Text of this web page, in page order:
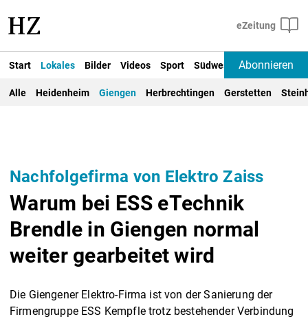
Start Lokales Bilder Videos Sport Südwest Deutschland
Abonnieren
Alle Heidenheim Giengen Herbrechtingen Gerstetten
Nachfolgefirma von Elektro Zaiss
Warum bei ESS eTechnik
Brendle in Giengen normal
weiter gearbeitet wird
Die Giengener Elektro-Firma ist von der Sanierung der
Firmengruppe ESS Kempfle trotz bestehender Verbindung